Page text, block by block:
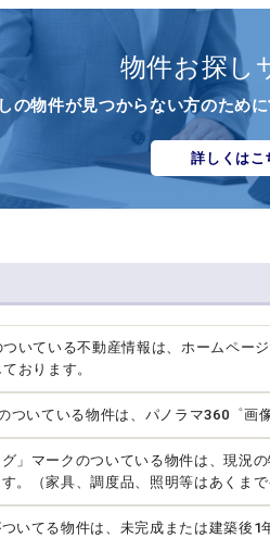
物件お探し
の物件が見つからない方のため
詳しくはこ
ついている不動産情報は、ホームペー
おります。
ついている物件は、パノラマ360゜画
」マークのついている物件は、現況
。（家具、調度品、照明等はあくま
いてる物件は、未完成または建築後1